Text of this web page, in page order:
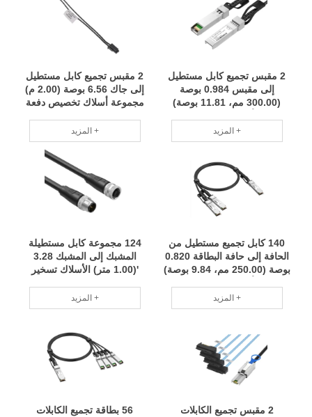
2 مقبس تجميع كابل مستطيل
إلى جاك 6.56 بوصة (2.00 م)
مجموعة أسلاك تخصيص دفعة
المزيد +
2 مقبس تجميع كابل مستطيل
إلى مقبس 0.984 بوصة
(300.00 مم، 11.81 بوصة)
الصغيرة فريق محترف RCD
المزيد +
124 مجموعة كابل مستطيلة
المشبك إلى المشبك 3.28
'(1.00 متر) الأسلاك تسخير
محترف RCD
المزيد +
140 كابل تجميع مستطيل من
الحافة إلى حافة البطاقة 0.820
بوصة (250.00 مم، 9.84 بوصة)
الصغيرة فريق محترف RCD
المزيد +
56 بطاقة تجميع الكابلات
2 مقبس تجميع الكابلات